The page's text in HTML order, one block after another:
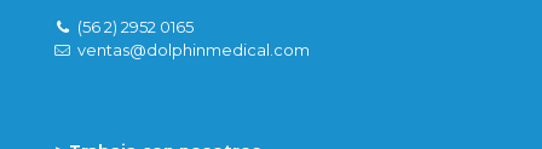
(56 2) 2952 0165
ventas@dolphinmedical.com